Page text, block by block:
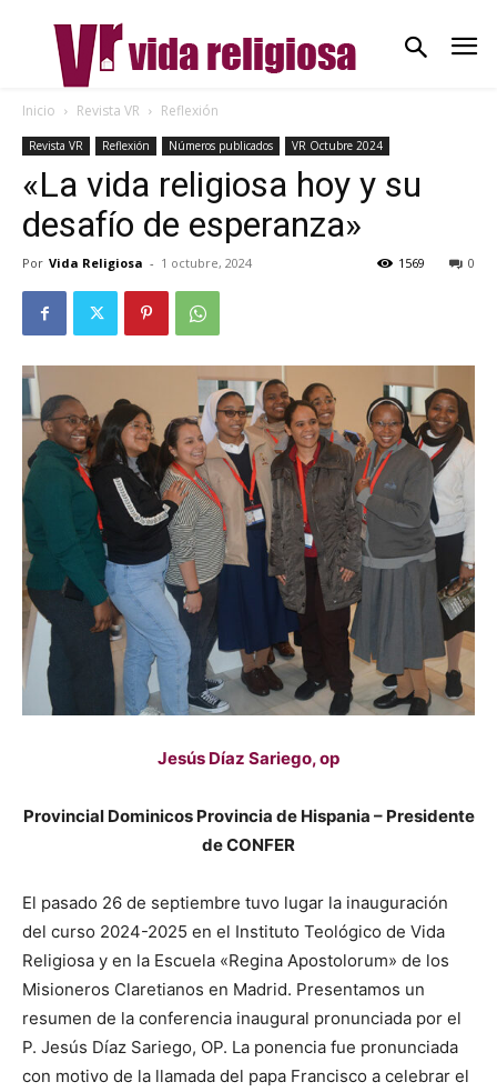
Inicio Revista VR Reflexión
Revista VR Reflexión Números publicados VR Octubre 2024
«La vida religiosa hoy y su
desafío de esperanza»
Por Vida Religiosa - 1 octubre, 2024 0
1569
Jesús Díaz Sariego, op
Provincial Dominicos Provincia de Hispania – Presidente
de CONFER
El pasado 26 de septiembre tuvo lugar la inauguración
del curso 2024-2025 en el Instituto Teológico de Vida
Religiosa y en la Escuela «Regina Apostolorum» de los
Misioneros Claretianos en Madrid. Presentamos un
resumen de la conferencia inaugural pronunciada por el
P. Jesús Díaz Sariego, OP. La ponencia fue pronunciada
con motivo de la llamada del papa Francisco a celebrar el